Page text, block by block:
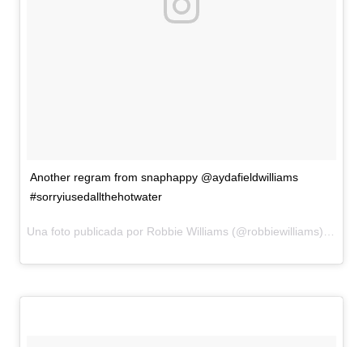
Another regram from snaphappy @aydafieldwilliams
#sorryiusedallthehotwater